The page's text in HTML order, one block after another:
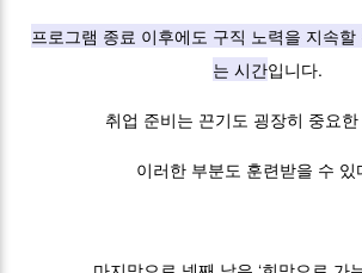
프로그램 종료 이후에도 구직 노력을 지속
는 시간입니다.
취업 준비는 끈기도 굉장히 중요
이러한 부분도 훈련받을 수 있